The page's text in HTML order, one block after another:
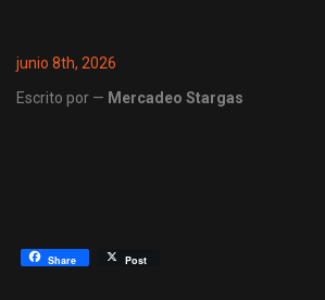
junio 8th, 2026
Escrito por — Mercadeo Stargas
Share Post